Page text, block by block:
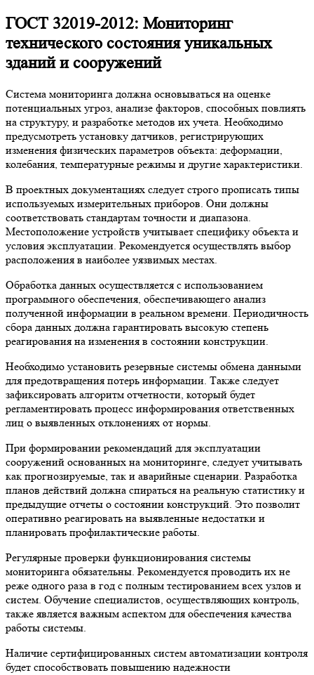
ГОСТ 32019-2012: Мониторинг
технического состояния уникальных
зданий и сооружений
Система мониторинга должна основываться на оценке
потенциальных угроз, анализе факторов, способных повлиять
на структуру, и разработке методов их учета. Необходимо
предусмотреть установку датчиков, регистрирующих
изменения физических параметров объекта: деформации,
колебания, температурные режимы и другие характеристики.
В проектных документациях следует строго прописать типы
используемых измерительных приборов. Они должны
соответствовать стандартам точности и диапазона.
Местоположение устройств учитывает специфику объекта и
условия эксплуатации. Рекомендуется осуществлять выбор
расположения в наиболее уязвимых местах.
Обработка данных осуществляется с использованием
программного обеспечения, обеспечивающего анализ
полученной информации в реальном времени. Периодичность
сбора данных должна гарантировать высокую степень
реагирования на изменения в состоянии конструкции.
Необходимо установить резервные системы обмена данными
для предотвращения потерь информации. Также следует
зафиксировать алгоритм отчетности, который будет
регламентировать процесс информирования ответственных
лиц о выявленных отклонениях от нормы.
При формировании рекомендаций для эксплуатации
сооружений основанных на мониторинге, следует учитывать
как прогнозируемые, так и аварийные сценарии. Разработка
планов действий должна спираться на реальную статистику и
предыдущие отчеты о состоянии конструкций. Это позволит
оперативно реагировать на выявленные недостатки и
планировать профилактические работы.
Регулярные проверки функционирования системы
мониторинга обязательны. Рекомендуется проводить их не
реже одного раза в год с полным тестированием всех узлов и
систем. Обучение специалистов, осуществляющих контроль,
также является важным аспектом для обеспечения качества
работы системы.
Наличие сертифицированных систем автоматизации контроля
будет способствовать повышению надежности